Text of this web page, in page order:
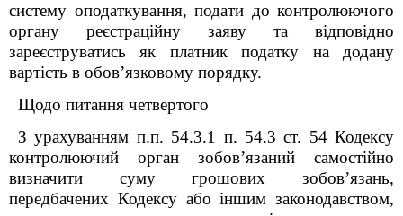
систему оподаткування, подати до контролюючого
органу реєстраційну заяву та відповідно
зареєструватись як платник податку на додану
вартість в обов’язковому порядку.
Щодо питання четвертого
З урахуванням п.п. 54.3.1 п. 54.3 ст. 54 Кодексу
контролюючий орган зобов’язаний самостійно
визначити суму грошових зобов’язань,
передбачених Кодексу або іншим законодавством,